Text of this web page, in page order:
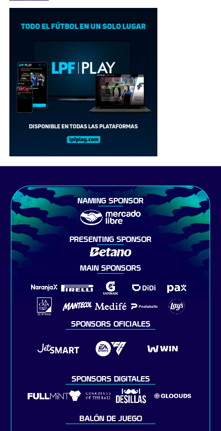
NAMING SPONSOR
PRESENTING SPONSOR
MAIN SPONSORS
SPONSORS OFICIALES
SPONSORS DIGITALES
BALÓN DE JUEGO